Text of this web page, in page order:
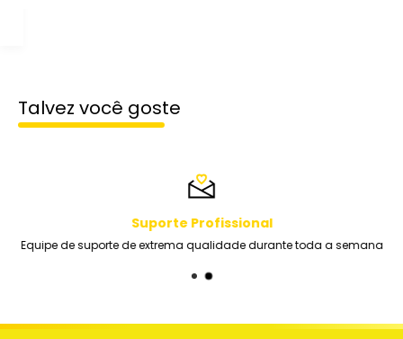
Talvez você goste
Suporte Profissional
Equipe de suporte de extrema qualidade durante toda a semana